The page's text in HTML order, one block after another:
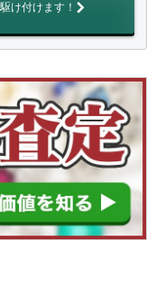
け付けます！